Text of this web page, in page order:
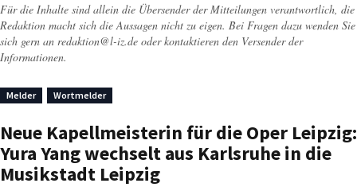
Für die Inhalte sind allein die Übersender der Mitteilungen verantwortlich, die
Redaktion macht sich die Aussagen nicht zu eigen. Bei Fragen dazu wenden Sie
sich gern an redaktion@l-iz.de oder kontaktieren den Versender der
Informationen.
Melder Wortmelder
Neue Kapellmeisterin für die Oper Leipzig:
Yura Yang wechselt aus Karlsruhe in die
Musikstadt Leipzig